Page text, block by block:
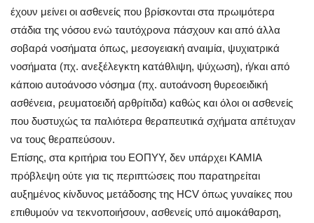
έχουν μείνει οι ασθενείς που βρίσκονται στα πρωιμότερα
στάδια της νόσου ενώ ταυτόχρονα πάσχουν και από άλλα
σοβαρά νοσήματα όπως, μεσογειακή αναιμία, ψυχιατρικά
νοσήματα (πχ. ανεξέλεγκτη κατάθλιψη, ψύχωση), ή/και από
κάποιο αυτοάνοσο νόσημα (πχ. αυτοάνοση θυρεοειδική
ασθένεια, ρευματοειδή αρθρίτιδα) καθώς και όλοι οι ασθενείς
που δυστυχώς τα παλιότερα θεραπευτικά σχήματα απέτυχαν
να τους θεραπεύσουν.
Επίσης, στα κριτήρια του ΕΟΠΥΥ, δεν υπάρχει ΚΑΜΙΑ
πρόβλεψη ούτε για τις περιπτώσεις που παρατηρείται
αυξημένος κίνδυνος μετάδοσης της HCV όπως γυναίκες που
επιθυμούν να τεκνοποιήσουν, ασθενείς υπό αιμοκάθαρση,